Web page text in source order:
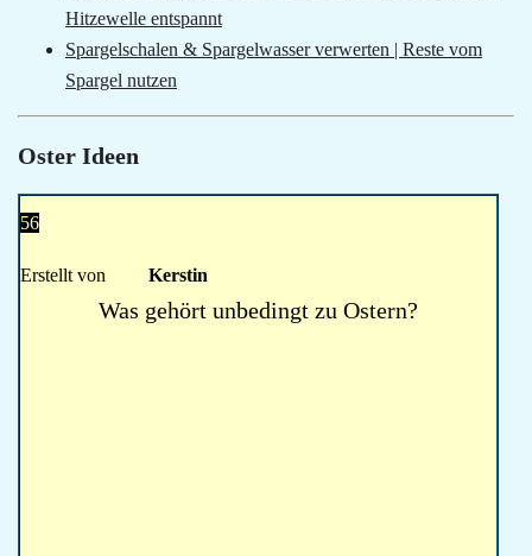
Hitzewelle entspannt
Spargelschalen & Spargelwasser verwerten | Reste vom
Spargel nutzen
Oster Ideen
56
Erstellt von Kerstin
Was gehört unbedingt zu Ostern?